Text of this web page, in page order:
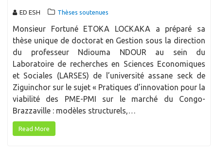
ED ESH Thèses soutenues
Monsieur Fortuné ETOKA LOCKAKA a préparé sa
thèse unique de doctorat en Gestion sous la direction
du professeur Ndiouma NDOUR au sein du
Laboratoire de recherches en Sciences Economiques
et Sociales (LARSES) de l’université assane seck de
Ziguinchor sur le sujet « Pratiques d’innovation pour la
viabilité des PME-PMI sur le marché du Congo-
Brazzaville : modèles structurels,…
Read More